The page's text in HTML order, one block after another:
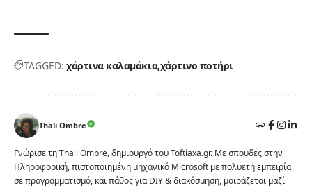
TAGGED: χάρτινα καλαμάκια χάρτινο ποτήρι
Thali Ombre
Γνώρισε τη Thali Ombre, δημιουργό του Toftiaxa.gr. Με σπουδές στην
Πληροφορική, πιστοποιημένη μηχανικό Microsoft με πολυετή εμπειρία
σε προγραμματισμό, και πάθος για DIY & διακόσμηση, μοιράζεται μαζί